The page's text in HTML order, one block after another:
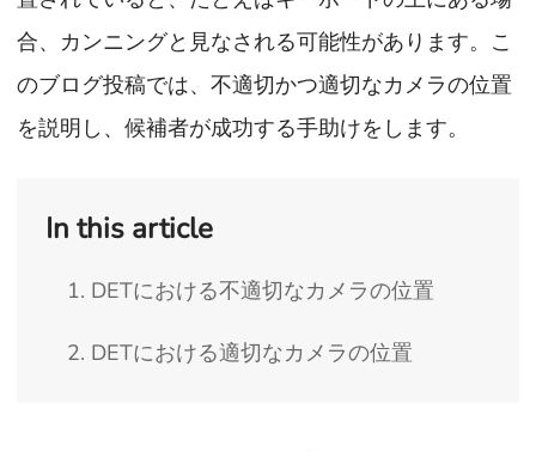
合、カンニングと見なされる可能性があります。こ
のブログ投稿では、不適切かつ適切なカメラの位置
を説明し、候補者が成功する手助けをします。
In this article
1. DETにおける不適切なカメラの位置
2. DETにおける適切なカメラの位置